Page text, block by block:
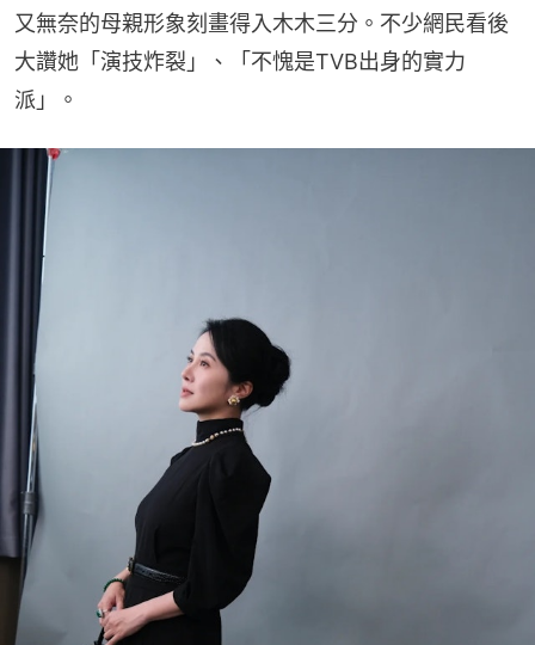
又無奈的母親形象刻畫得入木木三分。不少網民看後
大讚她「演技炸裂」、「不愧是TVB出身的實力
派」。